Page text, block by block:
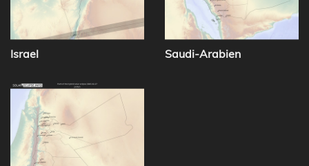
Israel Saudi-Arabien